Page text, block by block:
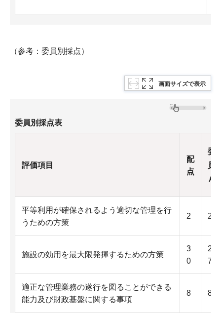
（参考：委員別採点）
画面サイズで表示
委員別採点表
評価項目
配
点
委
員
A
平等利用が確保されるよう適切な管理を行
うための方策
2 2
施設の効用を最大限発揮するための方策
3
0
2
7
適正な管理業務の遂行を図ることができる
能力及び財政基盤に関する事項
8 8